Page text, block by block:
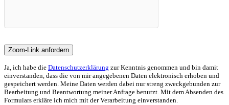
Ja, ich habe die Datenschutzerklärung zur Kenntnis genommen und bin damit
einverstanden, dass die von mir angegebenen Daten elektronisch erhoben und
gespeichert werden. Meine Daten werden dabei nur streng zweckgebunden zur
Bearbeitung und Beantwortung meiner Anfrage benutzt. Mit dem Absenden des
Formulars erkläre ich mich mit der Verarbeitung einverstanden.